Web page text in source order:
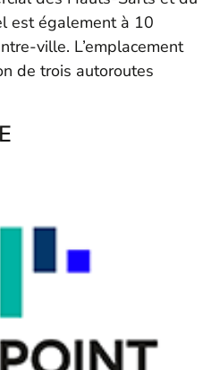
est également à 10
ville. L’emplacement
de trois autoroutes